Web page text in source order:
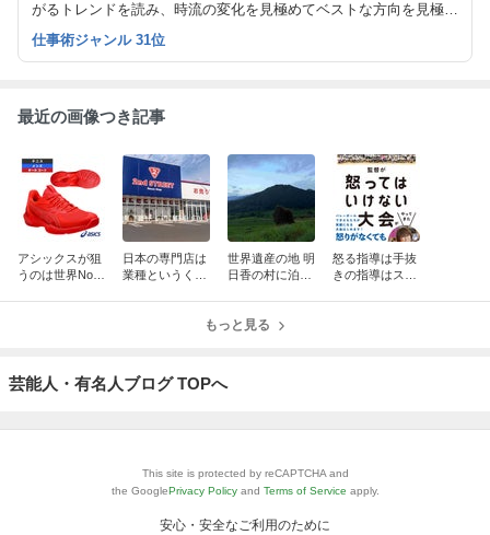
がるトレンドを読み、時流の変化を見極めてベストな方向を見極め
るためのブログ
仕事術ジャンル 31位
最近の画像つき記事
アシックスが狙
うのは世界No.1
日本の専門店は
業種というくく
世界遺産の地 明
日香の村に泊ま
怒る指導は手抜
きの指導はスポ
もっと見る
芸能人・有名人ブログ TOPへ
This site is protected by reCAPTCHA and
the GooglePrivacy Policy and Terms of Service apply.
安心・安全なご利用のために